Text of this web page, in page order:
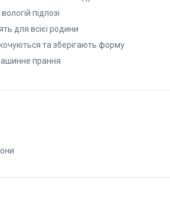
підлозі
для всієї родини
та зберігають форму
прання